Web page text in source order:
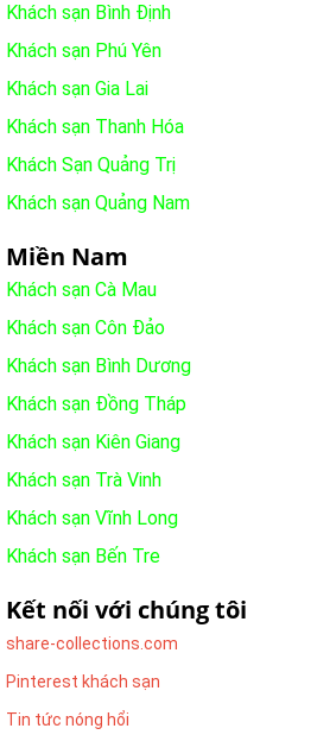
Khách sạn Bình Định
Khách sạn Phú Yên
Khách sạn Gia Lai
Khách sạn Thanh Hóa
Khách Sạn Quảng Trị
Khách sạn Quảng Nam
Miền Nam
Khách sạn Cà Mau
Khách sạn Côn Đảo
Khách sạn Bình Dương
Khách sạn Đồng Tháp
Khách sạn Kiên Giang
Khách sạn Trà Vinh
Khách sạn Vĩnh Long
Khách sạn Bến Tre
Kết nối với chúng tôi
share-collections.com
Pinterest khách sạn
Tin tức nóng hổi